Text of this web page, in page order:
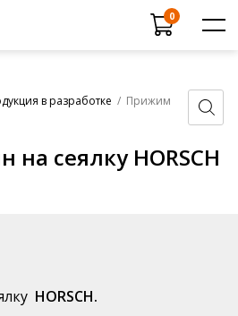
0
Поиск
товаров
РАВ®
в разработке / Прижим
сеялку HORSCH
HORSCH.